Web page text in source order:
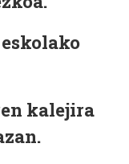
kalejira